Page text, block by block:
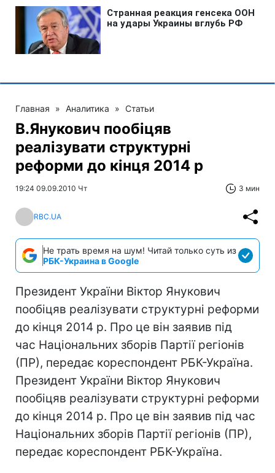
Главная » Аналитика » Статьи
В.Янукович пообіцяв
реалізувати структурні
реформи до кінця 2014 р
19:24 09.09.2010 Чт 3 мин
RBC.UA
Не трать время на шум! Читай только суть из
РБК-Украина в Google
Президент України Віктор Янукович
пообіцяв реалізувати структурні реформи
до кінця 2014 р. Про це він заявив під
час Національних зборів Партії регіонів
(ПР), передає кореспондент РБК-Україна.
Президент України Віктор Янукович
пообіцяв реалізувати структурні реформи
до кінця 2014 р. Про це він заявив під час
Національних зборів Партії регіонів (ПР),
передає кореспондент РБК-Україна.